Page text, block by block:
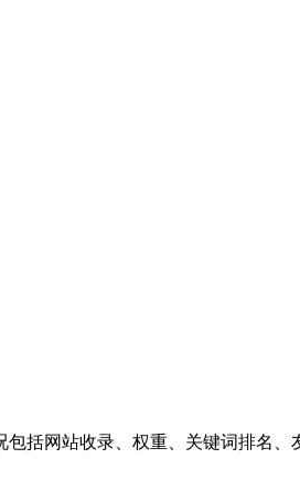
括网站收录、权重、关键词排名、